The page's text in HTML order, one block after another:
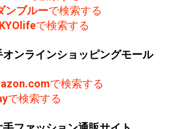
ンブルーで検索する
で検索する
ンラインショッピングモール
で検索する
で検索する